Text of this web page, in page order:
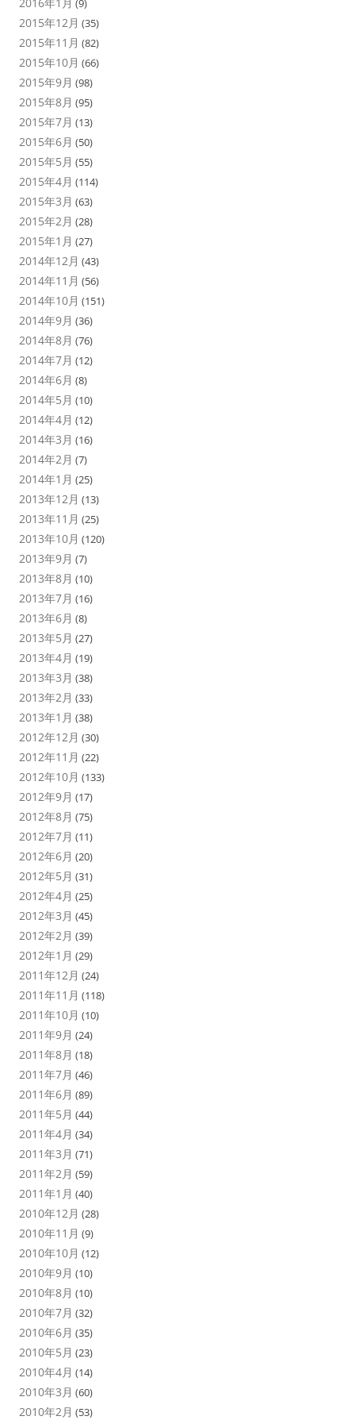
(9)
2015年12月 (35)
2015年11月 (82)
2015年10月 (66)
2015年9月 (98)
2015年8月 (95)
2015年7月 (13)
2015年6月 (50)
2015年5月 (55)
2015年4月 (114)
2015年3月 (63)
2015年2月 (28)
2015年1月 (27)
2014年12月 (43)
2014年11月 (56)
2014年10月 (151)
2014年9月 (36)
2014年8月 (76)
2014年7月 (12)
2014年6月 (8)
2014年5月 (10)
2014年4月 (12)
2014年3月 (16)
2014年2月 (7)
2014年1月 (25)
2013年12月 (13)
2013年11月 (25)
2013年10月 (120)
2013年9月 (7)
2013年8月 (10)
2013年7月 (16)
2013年6月 (8)
2013年5月 (27)
2013年4月 (19)
2013年3月 (38)
2013年2月 (33)
2013年1月 (38)
2012年12月 (30)
2012年11月 (22)
2012年10月 (133)
2012年9月 (17)
2012年8月 (75)
2012年7月 (11)
2012年6月 (20)
2012年5月 (31)
2012年4月 (25)
2012年3月 (45)
2012年2月 (39)
2012年1月 (29)
2011年12月 (24)
2011年11月 (118)
2011年10月 (10)
2011年9月 (24)
2011年8月 (18)
2011年7月 (46)
2011年6月 (89)
2011年5月 (44)
2011年4月 (34)
2011年3月 (71)
2011年2月 (59)
2011年1月 (40)
2010年12月 (28)
2010年11月 (9)
2010年10月 (12)
2010年9月 (10)
2010年8月 (10)
2010年7月 (32)
2010年6月 (35)
2010年5月 (23)
2010年4月 (14)
2010年3月 (60)
2010年2月 (53)